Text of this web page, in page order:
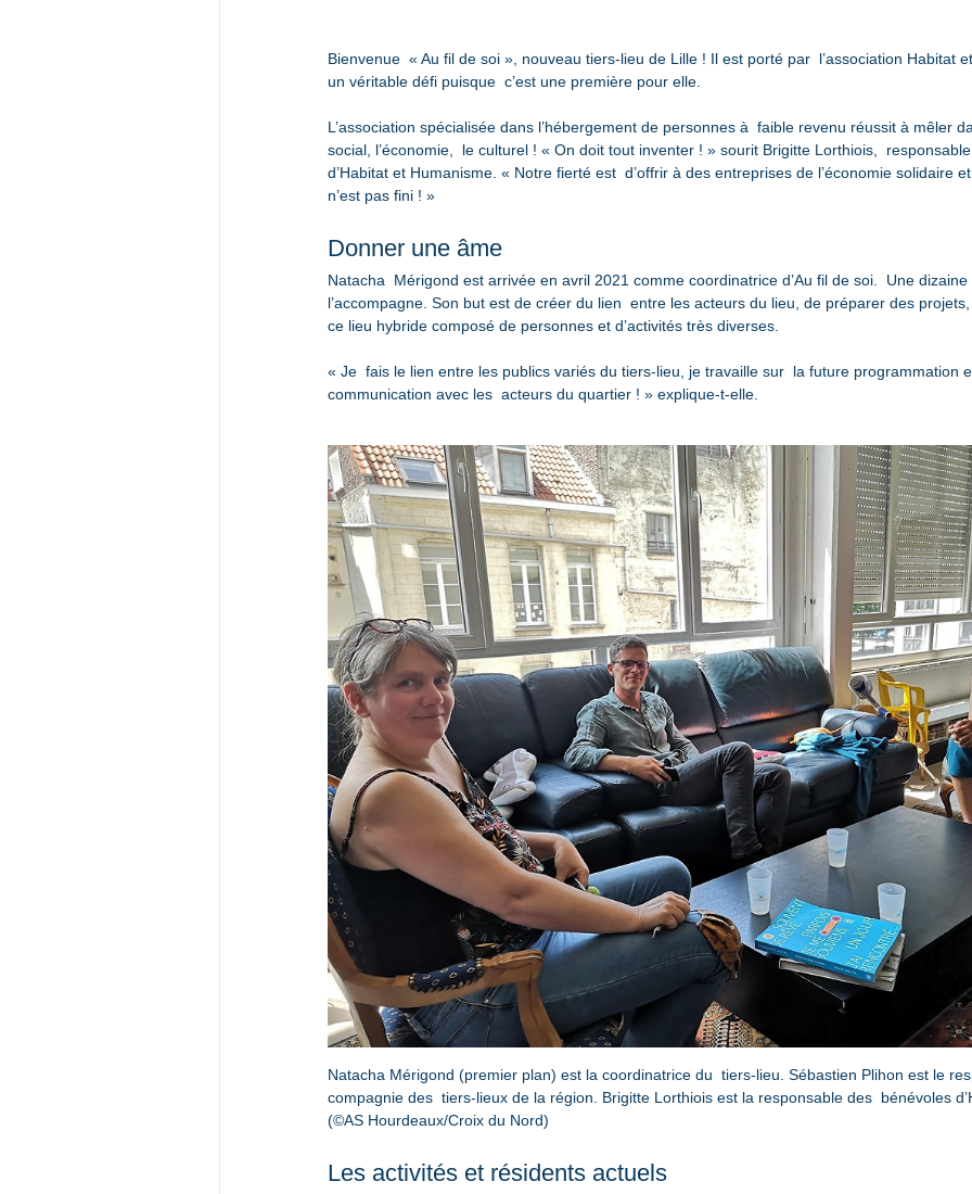
Bienvenue  « Au fil de soi », nouveau tiers-lieu de Lille ! Il est porté par  l’association Habitat
un véritable défi puisque  c’est une première pour elle.
L’association spécialisée dans l’hébergement de personnes à  faible revenu réussit à mêler
social, l’économie,  le culturel ! « On doit tout inventer ! » sourit Brigitte Lorthiois,
d’Habitat et Humanisme. « Notre fierté est  d’offrir à des entreprises de l’économie solidaire
n’est pas fini ! »
Donner une âme
Natacha  Mérigond est arrivée en avril 2021 comme coordinatrice d’Au fil de soi.  Une
l’accompagne. Son but est de créer du lien  entre les acteurs du lieu, de préparer des
ce lieu hybride composé de personnes et d’activités très diverses.
« Je  fais le lien entre les publics variés du tiers-lieu, je travaille sur  la future programmation
communication avec les  acteurs du quartier ! » explique-t-elle.
Natacha Mérigond (premier plan) est la coordinatrice du  tiers-lieu. Sébastien Plihon est le
compagnie des  tiers-lieux de la région. Brigitte Lorthiois est la responsable des  bénévoles
(©AS Hourdeaux/Croix du Nord)
Les activités et résidents actuels